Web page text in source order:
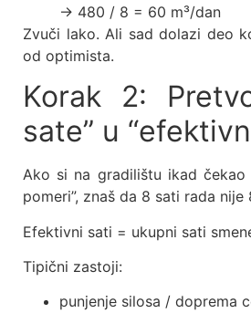
→ 480 / 8 = 60 m³/dan
Zvuči lako. Ali sad dolazi deo
od optimista.
Korak 2:
sate” u
Ako si na gradilištu ikad čekao
pomeri”, znaš da 8 sati rada
Efektivni sati = ukupni sati
Tipični zastoji:
punjenje silosa / doprema